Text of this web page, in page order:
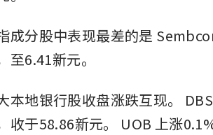
成分股中表现最差的是
至6.41新元。
本地银行股收盘涨跌互现。
DBS
收于58.86新元。
UOB 上涨